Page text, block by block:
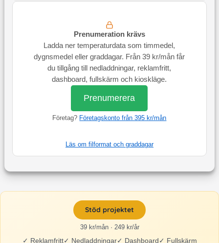
Prenumeration krävs
Ladda ner temperaturdata som timmedel,
dygnsmedel eller graddagar. Från 39 kr/mån får
du tillgång till nedladdningar, reklamfritt,
dashboard, fullskärm och kioskläge.
Prenumerera
Företag? Företagskonto från 395 kr/mån
Läs om filformat och graddagar
Stöd projektet
39 kr/mån · 249 kr/år
✓ Reklamfritt✓ Nedladdningar✓ Dashboard✓ Fullskärm